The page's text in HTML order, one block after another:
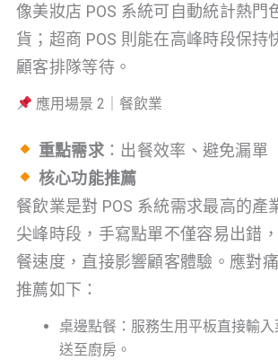
像美妝店 POS 系統可自動統計熱門
貨；超商 POS 則能在高峰時段保持
顧客排隊等待。
應用場景 2｜餐飲業
重點需求 ：出餐效率、避免漏單
核心功能推薦
餐飲業是對 POS 系統需求最高的產
尖峰時段，手寫點單不僅容易出錯
餐速度，直接影響顧客體驗。應對
推薦如下：
桌邊點餐：服務生用平板直接輸
送至廚房。